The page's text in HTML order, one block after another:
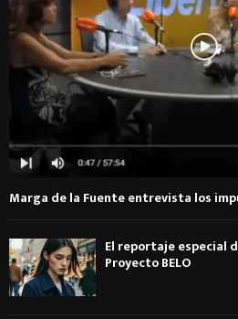
Marga de la Fuente entrevista los
El reportaje especial
Proyecto BELO